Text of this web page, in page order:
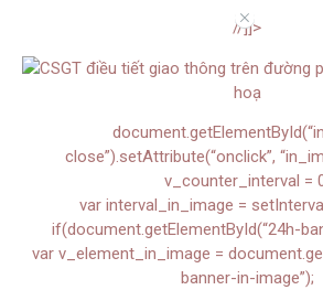
//]]>
//
close”).setAttribute(“onclick”,
v_counter_interval =
var interval_in_image =
if(document.getElementById(“24h-
var v_element_in_image =
banner-in-image”);